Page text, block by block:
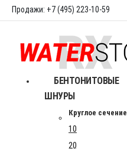
Продажи: +7 (495) 223-10-59
БЕНТОНИТОВЫЕ
ШНУРЫ
Круглое сечение
10
20